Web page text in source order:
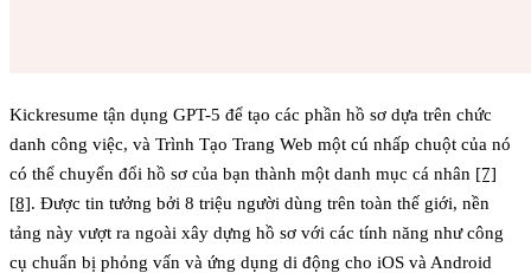
Kickresume tận dụng GPT-5 để tạo các phần hồ sơ dựa trên chức
danh công việc, và Trình Tạo Trang Web một cú nhấp chuột của nó
có thể chuyển đổi hồ sơ của bạn thành một danh mục cá nhân [7]
[8]. Được tin tưởng bởi 8 triệu người dùng trên toàn thế giới, nền
tảng này vượt ra ngoài xây dựng hồ sơ với các tính năng như công
cụ chuẩn bị phỏng vấn và ứng dụng di động cho iOS và Android